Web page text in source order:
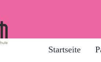
Startseite